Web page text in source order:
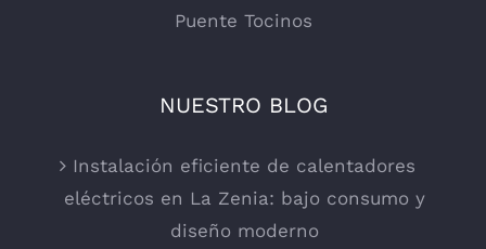
Puente Tocinos
NUESTRO BLOG
Instalación eficiente de calentadores
eléctricos en La Zenia: bajo consumo y
diseño moderno